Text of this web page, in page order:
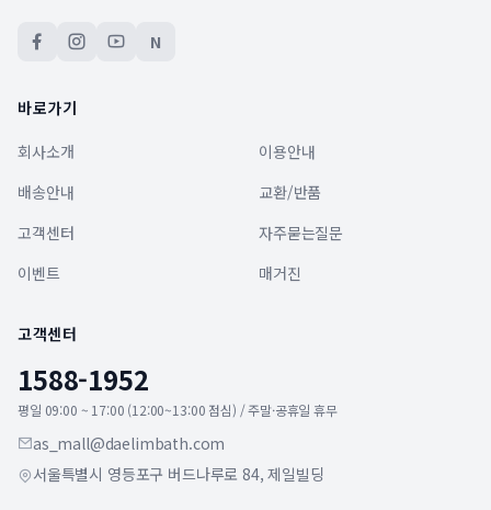
N
바로가기
회사소개
이용안내
배송안내
교환/반품
고객센터
자주묻는질문
이벤트
매거진
고객센터
1588-1952
평일 09:00 ~ 17:00 (12:00~13:00 점심) / 주말·공휴일 휴무
as_mall@daelimbath.com
서울특별시 영등포구 버드나루로 84, 제일빌딩